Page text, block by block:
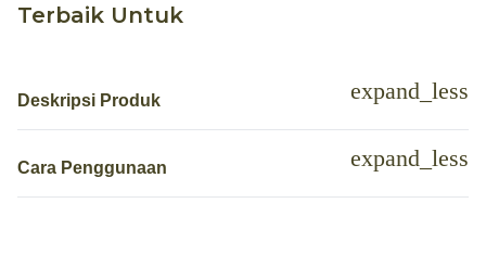
Terbaik Untuk
Deskripsi Produk
Cara Penggunaan